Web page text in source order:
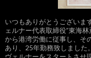
いつもありがとうございま
ェルナー代表取締役”東海
から港湾労働に従事し、そ
あり、25年勤務致しました
ヴェルナーをスタートさせ